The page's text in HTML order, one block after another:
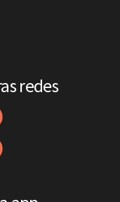
redes